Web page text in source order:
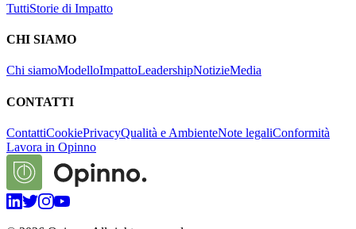
TuttiStorie di Impatto
CHI SIAMO
Chi siamoModelloImpattoLeadershipNotizieMedia
CONTATTI
ContattiCookiePrivacyQualità e AmbienteNote legaliConformità
Lavora in Opinno